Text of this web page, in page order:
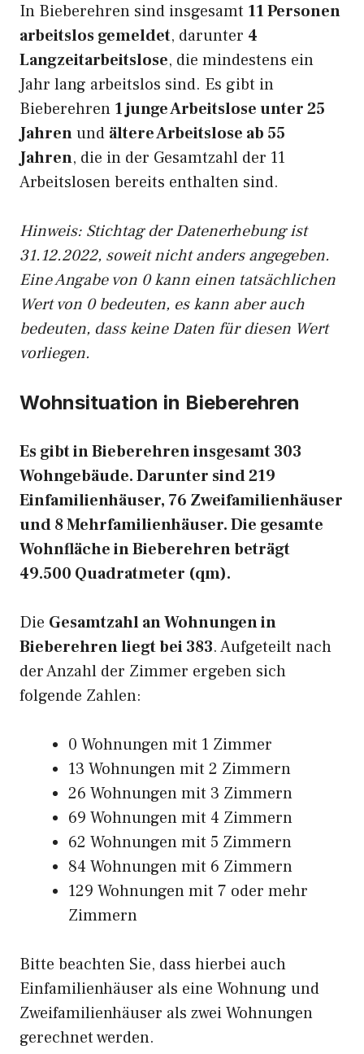
In Bieberehren sind insgesamt 11 Personen
arbeitslos gemeldet, darunter 4
Langzeitarbeitslose, die mindestens ein
Jahr lang arbeitslos sind. Es gibt in
Bieberehren 1 junge Arbeitslose unter 25
Jahrenund ältere Arbeitslose ab 55
Jahren, die in der Gesamtzahl der 11
Arbeitslosen bereits enthalten sind.
Hinweis: Stichtag der Datenerhebung ist
31.12.2022, soweit nicht anders angegeben.
Eine Angabe von 0 kann einen tatsächlichen
Wert von 0 bedeuten, es kann aber auch
bedeuten, dass keine Daten für diesen Wert
vorliegen.
Wohnsituation in Bieberehren
Es gibt in Bieberehren insgesamt 303
Wohngebäude. Darunter sind 219
Einfamilienhäuser, 76 Zweifamilienhäuser
und 8 Mehrfamilienhäuser. Die gesamte
Wohnfläche in Bieberehren beträgt
49.500 Quadratmeter (qm).
Die Gesamtzahl an Wohnungen in
Bieberehren liegt bei 383. Aufgeteilt nach
der Anzahl der Zimmer ergeben sich
folgende Zahlen:
0 Wohnungen mit 1 Zimmer
13 Wohnungen mit 2 Zimmern
26 Wohnungen mit 3 Zimmern
69 Wohnungen mit 4 Zimmern
62 Wohnungen mit 5 Zimmern
84 Wohnungen mit 6 Zimmern
129 Wohnungen mit 7 oder mehr
Zimmern
Bitte beachten Sie, dass hierbei auch
Einfamilienhäuser als eine Wohnung und
Zweifamilienhäuser als zwei Wohnungen
gerechnet werden.